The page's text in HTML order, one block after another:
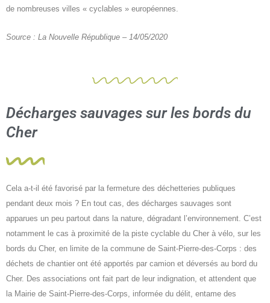
de nombreuses villes « cyclables » européennes.
Source : La Nouvelle République – 14/05/2020
Décharges sauvages sur les bords du
Cher
Cela a-t-il été favorisé par la fermeture des déchetteries publiques
pendant deux mois ? En tout cas, des décharges sauvages sont
apparues un peu partout dans la nature, dégradant l’environnement. C’est
notamment le cas à proximité de la piste cyclable du Cher à vélo, sur les
bords du Cher, en limite de la commune de Saint-Pierre-des-Corps : des
déchets de chantier ont été apportés par camion et déversés au bord du
Cher. Des associations ont fait part de leur indignation, et attendent que
la Mairie de Saint-Pierre-des-Corps, informée du délit, entame des